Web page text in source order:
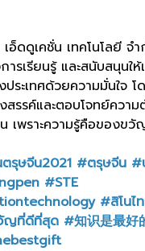
ดดูเคชั่น เทคโนโลยี จำ
ารเรียนรู้ และสนับสนุนใ
ประเทศด้วยความมั่นใจ
สรรค์และตอบโจทย์ควา
เพราะความรู้คือของข
ตรุษจีน2021 #ตรุษจีน
#STE
#สิโนไท
ญที่ดีที่สุด #知识是最好